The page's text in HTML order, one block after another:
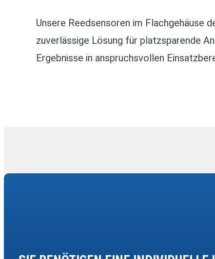
Unsere Reedsensoren im Flachgehäuse
zuverlässige Lösung für platzsparende
Ergebnisse in anspruchsvollen